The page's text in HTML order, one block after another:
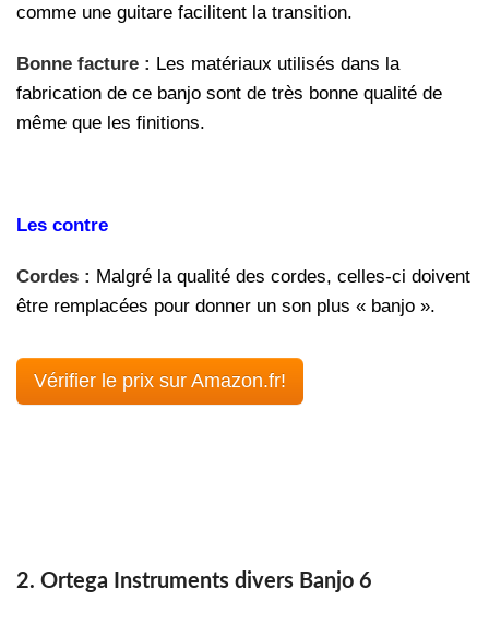
comme une guitare facilitent la transition.
Bonne facture : Les matériaux utilisés dans la
fabrication de ce banjo sont de très bonne qualité de
même que les finitions.
Les contre
Cordes : Malgré la qualité des cordes, celles-ci doivent
être remplacées pour donner un son plus « banjo ».
Vérifier le prix sur Amazon.fr!
2. Ortega Instruments divers Banjo 6